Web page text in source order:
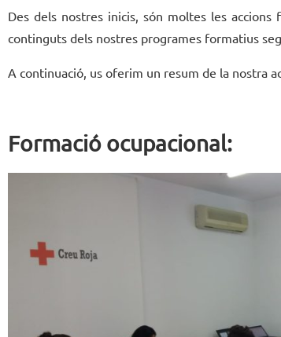
Des dels nostres inicis, són moltes les
continguts dels nostres programes formatius
A continuació, us oferim un resum de la nostra
Formació ocupacional: